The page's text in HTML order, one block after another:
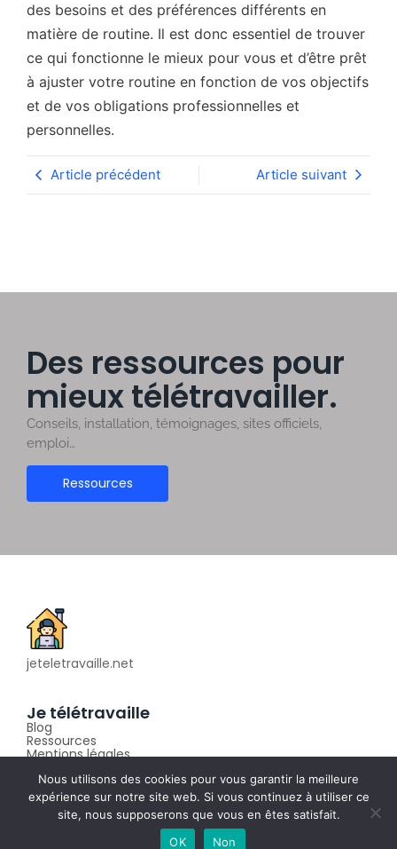
des besoins et des préférences différents en
matière de routine. Il est donc essentiel de trouver
ce qui fonctionne le mieux pour vous et d’être prêt
à ajuster votre routine en fonction de vos objectifs
et de vos obligations professionnelles et
personnelles.
Article précédent Article suivant
Des ressources pour
mieux télétravailler.
Conseils, installation, témoignages, sites officiels,
emploi…
Ressources
jeteletravaille.net
Je télétravaille
Blog
Ressources
Mentions légales
© 2023 jeteletravaille.net
Nous utilisons des cookies pour vous garantir la meilleure
expérience sur notre site web. Si vous continuez à utiliser ce
site, nous supposerons que vous en êtes satisfait.
OK
Non